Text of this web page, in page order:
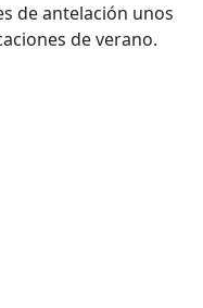
de antelación unos
de verano.